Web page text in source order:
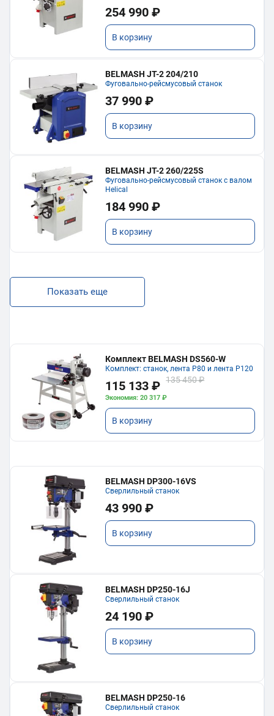
254 990 ₽
В корзину
BELMASH JT-2 204/210
Фуговально-рейсмусовый станок
37 990 ₽
В корзину
BELMASH JT-2 260/225S
Фуговально-рейсмусовый станок с валом
Helical
184 990 ₽
В корзину
Показать еще
Комплект BELMASH DS560-W
Комплект: станок, лента P80 и лента P120
115 133 ₽ 135 450 ₽
Экономия: 20 317 ₽
В корзину
BELMASH DP300-16VS
Сверлильный станок
43 990 ₽
В корзину
BELMASH DP250-16J
Сверлильный станок
24 190 ₽
В корзину
BELMASH DP250-16
Сверлильный станок